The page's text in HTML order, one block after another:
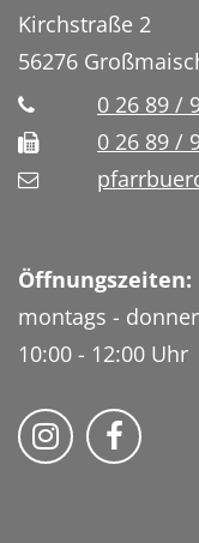
Kirchstraße 2
56276
0 26 89 /
0 26 89 /
Öffnungszeiten:
montags -
10:00 - 12:00 Uhr
Folge uns